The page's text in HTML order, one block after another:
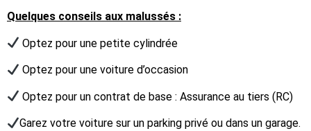
Quelques conseils aux malussés :
Optez pour une petite cylindrée
Optez pour une voiture d’occasion
Optez pour un contrat de base : Assurance au tiers (RC)
Garez votre voiture sur un parking privé ou dans un garage.